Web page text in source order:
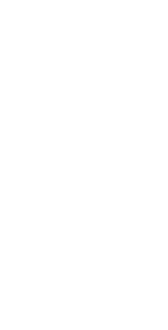
「水頭症」の概要を知